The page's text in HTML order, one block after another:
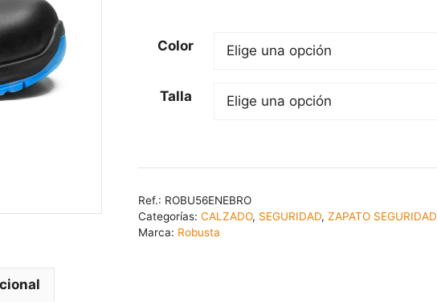
Color
Talla
Ref.: ROBU56ENEBRO
Categorías: CALZADO, SEGURIDAD, ZAPATO SEGURIDAD
Marca: Robusta